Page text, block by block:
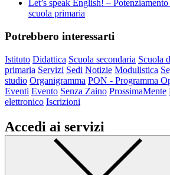
Let’s speak English! –
scuola primaria
Potrebbero interessarti
Istituto Didattica Scuola secondaria Scuola
primaria Servizi Sedi Notizie Modulistica
studio Organigramma PON - Programma
Eventi Evento Senza Zaino ProssimaMente
elettronico Iscrizioni
Accedi ai servizi